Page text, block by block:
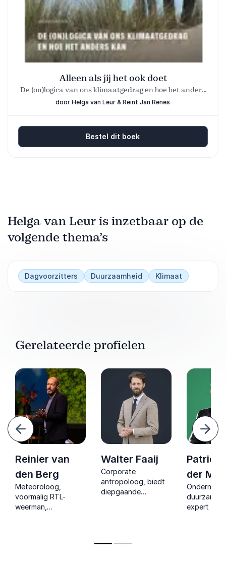
Alleen als jij het ook doet
De (on)logica van ons klimaatgedrag en hoe het anders
kan
door Helga van Leur & Reint Jan Renes
Bestel dit boek
Helga van Leur is inzetbaar op de
volgende thema’s
Dagvoorzitters Duurzaamheid Klimaat
Gerelateerde profielen
Reinier van
den Berg
Meteoroloog,
voormalig RTL-
weerman,
Walter Faaij
Corporate
antropoloog, biedt
diepgaande
transformatie.
Patrick
der
duurzame
expert en